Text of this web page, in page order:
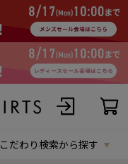
こだわり検索から探す